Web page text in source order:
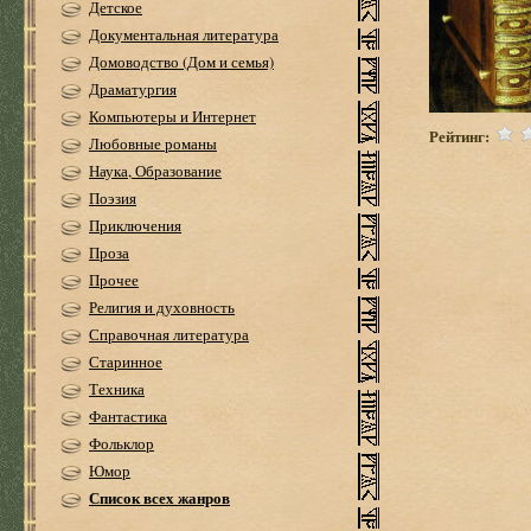
Детское
Документальная литература
Домоводство (Дом и семья)
Драматургия
Компьютеры и Интернет
Любовные романы
Наука, Образование
Поэзия
Приключения
Проза
Прочее
Религия и духовность
Справочная литература
Старинное
Техника
Фантастика
Фольклор
Юмор
Список всех жанров
Рейтинг: